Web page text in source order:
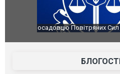
Сили оборони уразили
атаку. ВІДЕО